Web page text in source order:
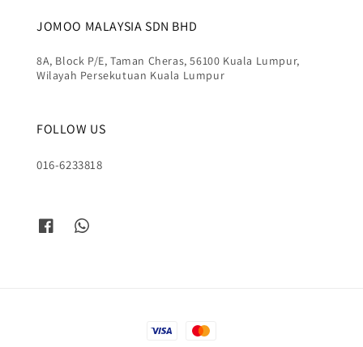
JOMOO MALAYSIA SDN BHD
8A, Block P/E, Taman Cheras, 56100 Kuala Lumpur,
Wilayah Persekutuan Kuala Lumpur
FOLLOW US
016-6233818